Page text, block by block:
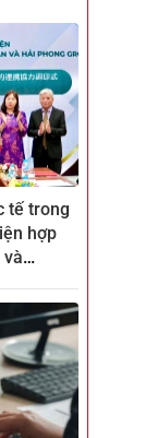
tế trong
hợp
và